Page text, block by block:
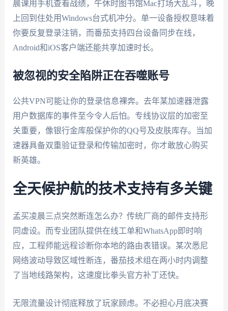
晨课用手机查看战绩，午休时图书馆Mac打场大乱斗，晚
上回到住处用Windows台式机冲分。单一设备授权意味着
你要反复登录注销，而番茄支持四台设备同步在线，
Android和iOS客户端还能共享加速时长。
被忽视的安全陷阱正在吞噬账号
公共VPN可能让你的登录信息裸奔。去年某加速器泄露
用户数据库的事件至今令人后怕。专线协议层的加密至
关重要，像银行金库般保护你的QQ号及皮肤库存。当加
速器具备双重验证登录和传输加密时，你才敢放心购买
新英雄。
全天候护航的技术支持有多关键
孟买凌晨三点突然断连怎么办？传统厂商的邮件支持形
同虚设。而专业团队提供在线工单和WhatsApp即时响
应，工程师能远程诊断你本地的路由表错误。某次悉尼
网络波动导致区域性断连，番茄技术组在两小时内调整
了当地线路架构，这速度比拳头官方补丁还快。
无限流量设计彻底释放了玩家顾虑。不必担心月底决赛